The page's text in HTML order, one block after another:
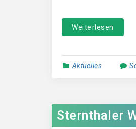
Weiterlesen
Aktuelles
Sternthaler